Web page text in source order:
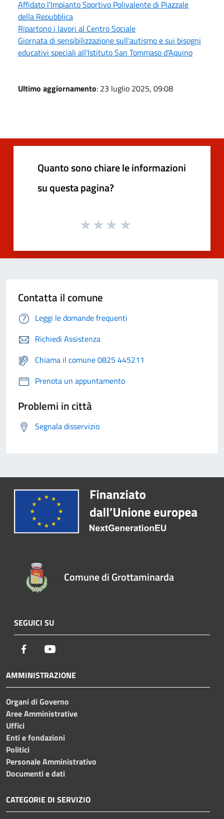
Affidato l'Impianto Sportivo Polivalente di Piazzale
della Repubblica
Ripartono i lavori al Centro Sociale
Giornata di sensibilizzazione sull'autismo e sui bisogni
educativi speciali all'Istituto San Tommaso d'Aquino
Ultimo aggiornamento: 23 luglio 2025, 09:08
Quanto sono chiare le informazioni
su questa pagina?
Contatta il comune
Leggi le domande frequenti
Richiedi Assistenza
Chiama il comune 0825 445211
Prenota un appuntamento
Problemi in città
Segnala disservizio
Comune di Grottaminarda
SEGUICI SU
Facebook
AMMINISTRAZIONE
Organi di Governo
Aree Amministrative
Uffici
Enti e fondazioni
Politici
Personale Amministrativo
Documenti e dati
CATEGORIE DI SERVIZIO